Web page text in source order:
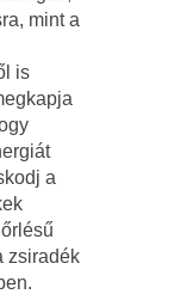
mint a
is
a
zsiradék